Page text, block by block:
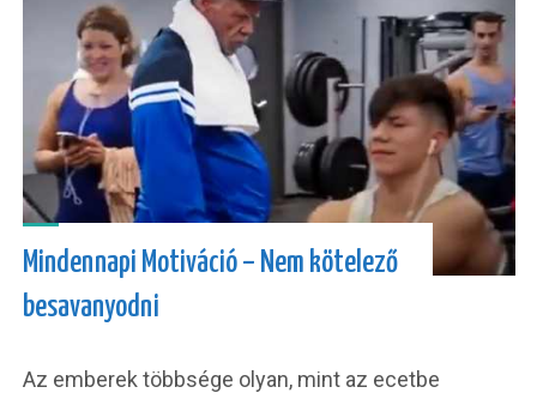
Mindennapi Motiváció – Nem kötelező
besavanyodni
Az emberek többsége olyan, mint az ecetbe